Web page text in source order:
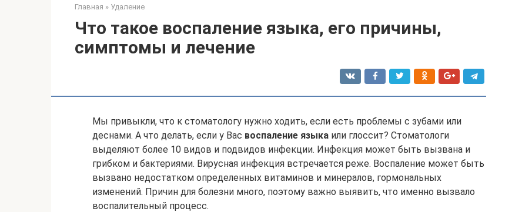
Главная » Удаление
Что такое воспаление языка, его причины,
симптомы и лечение
Мы привыкли, что к стоматологу нужно ходить, если есть проблемы с зубами или
деснами. А что делать, если у Вас воспаление языка или глоссит? Стоматологи
выделяют более 10 видов и подвидов инфекции. Инфекция может быть вызвана и
грибком и бактериями. Вирусная инфекция встречается реже. Воспаление может быть
вызвано недостатком определенных витаминов и минералов, гормональных
изменений. Причин для болезни много, поэтому важно выявить, что именно вызвало
воспалительный процесс.